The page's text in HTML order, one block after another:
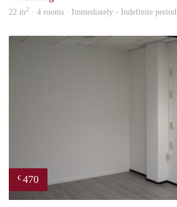
22 m2 · 4 rooms · Immediately - Indefinite period
€ 470